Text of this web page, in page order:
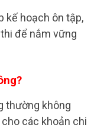
kế hoạch ôn tập,
để nắm vững
thường không
các khoản chi